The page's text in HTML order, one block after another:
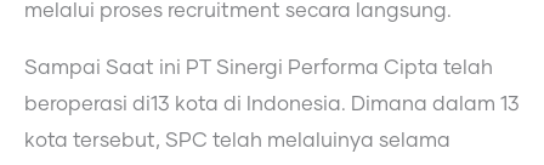
melalui proses recruitment secara langsung.
Sampai Saat ini PT Sinergi Performa Cipta telah
beroperasi di13 kota di Indonesia. Dimana dalam 13
kota tersebut, SPC telah melaluinya selama